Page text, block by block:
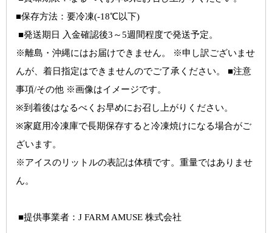
■保存方法： 要冷凍(-18℃以下)
■発送期日 入金確認後3～5週間程度で発送予定。
※離島・沖縄にはお届けできません。 ※申し訳ございませ
んが、着日指定はできませんのでご了承ください。 ■注意
事項/その他 ※画像はイメージです。
※到着後はなるべくお早めにお召し上がりください。
※家庭用冷凍庫で長期保存すると冷凍焼けになる場合がご
ざいます。
※アイスのリットルの表記は体積です。重量ではありませ
ん。
■提供事業者： J FARM AMUSE 株式会社